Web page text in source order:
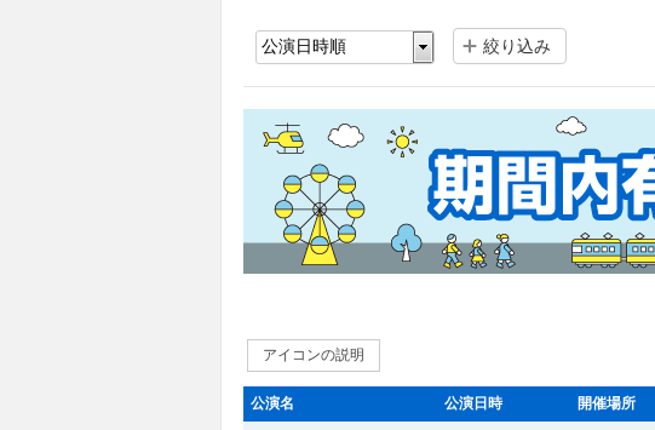
絞り込み
アイコンの説明
公演名 公演日時 開催場所